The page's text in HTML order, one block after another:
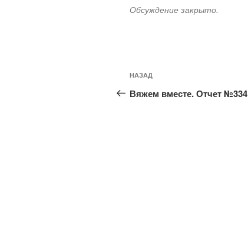
Обсуждение закрыто.
Навигация
по
Предыдущая
запись:
НАЗАД
Вяжем вместе. Отчет №334